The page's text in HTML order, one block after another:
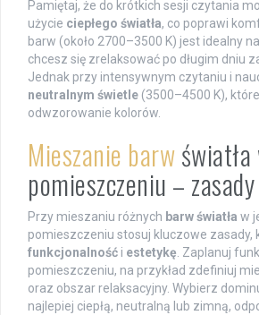
Pamiętaj, że do krótkich sesji czytania
użycie ciepłego światła, co poprawi
barw (około 2700–3500 K) jest idealny
chcesz się zrelaksować po długim dniu
Jednak przy intensywnym czytaniu i
neutralnym świetle (3500–4500 K),
odwzorowanie kolorów.
Mieszanie barw
pomieszczeniu –
Przy mieszaniu różnych barw światła w
pomieszczeniu stosuj kluczowe zasady,
funkcjonalność i estetykę . Zaplanuj
pomieszczeniu, na przykład zdefiniuj
oraz obszar relaksacyjny. Wybierz
najlepiej ciepłą, neutralną lub zimną,